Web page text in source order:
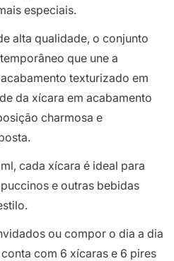
especiais.
alta qualidade, o conjunto
que une a
texturizado em
da xícara em acabamento
charmosa e
cada xícara é ideal para
e outras bebidas
ou compor o dia a dia
com 6 xícaras e 6 pires